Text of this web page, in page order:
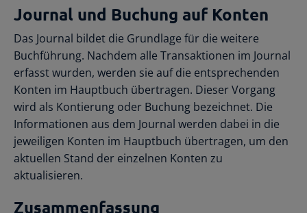
Journal und Buchung auf Konten
Das Journal bildet die Grundlage für die weitere
Buchführung. Nachdem alle Transaktionen im Journal
erfasst wurden, werden sie auf die entsprechenden
Konten im Hauptbuch übertragen. Dieser Vorgang
wird als Kontierung oder Buchung bezeichnet. Die
Informationen aus dem Journal werden dabei in die
jeweiligen Konten im Hauptbuch übertragen, um den
aktuellen Stand der einzelnen Konten zu
aktualisieren.
Zusammenfassung